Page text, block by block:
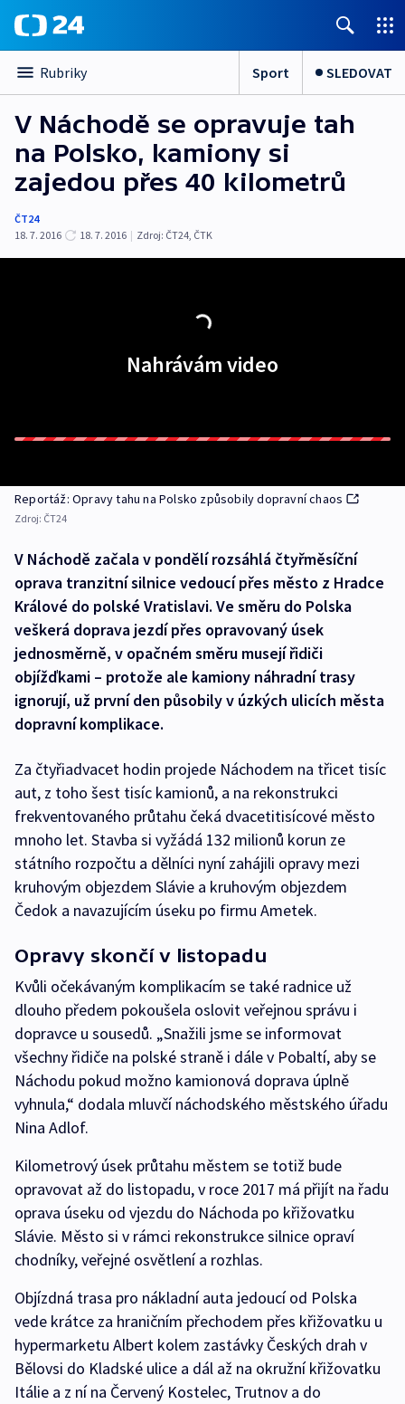
Rubriky Sport SLEDOVAT
V Náchodě se opravuje tah
na Polsko, kamiony si
zajedou přes 40 kilometrů
ČT24
18. 7. 2016
18. 7. 2016 | Zdroj: ČT24, ČTK
Nahrávám video
Reportáž: Opravy tahu na Polsko způsobily dopravní chaos
Zdroj: ČT24
V Náchodě začala v pondělí rozsáhlá čtyřměsíční
oprava tranzitní silnice vedoucí přes město z Hradce
Králové do polské Vratislavi. Ve směru do Polska
veškerá doprava jezdí přes opravovaný úsek
jednosměrně, v opačném směru musejí řidiči
objížďkami – protože ale kamiony náhradní trasy
ignorují, už první den působily v úzkých ulicích města
dopravní komplikace.
Za čtyřiadvacet hodin projede Náchodem na třicet tisíc
aut, z toho šest tisíc kamionů, a na rekonstrukci
frekventovaného průtahu čeká dvacetitisícové město
mnoho let. Stavba si vyžádá 132 milionů korun ze
státního rozpočtu a dělníci nyní zahájili opravy mezi
kruhovým objezdem Slávie a kruhovým objezdem
Čedok a navazujícím úseku po firmu Ametek.
Opravy skončí v listopadu
Kvůli očekávaným komplikacím se také radnice už
dlouho předem pokoušela oslovit veřejnou správu i
dopravce u sousedů. „Snažili jsme se informovat
všechny řidiče na polské straně i dále v Pobaltí, aby se
Náchodu pokud možno kamionová doprava úplně
vyhnula,“ dodala mluvčí náchodského městského úřadu
Nina Adlof.
Kilometrový úsek průtahu městem se totiž bude
opravovat až do listopadu, v roce 2017 má přijít na řadu
oprava úseku od vjezdu do Náchoda po křižovatku
Slávie. Město si v rámci rekonstrukce silnice opraví
chodníky, veřejné osvětlení a rozhlas.
Objízdná trasa pro nákladní auta jedoucí od Polska
vede krátce za hraničním přechodem přes křižovatku u
hypermarketu Albert kolem zastávky Českých drah v
Bělovsi do Kladské ulice a dál až na okružní křižovatku
Itálie a z ní na Červený Kostelec, Trutnov a do